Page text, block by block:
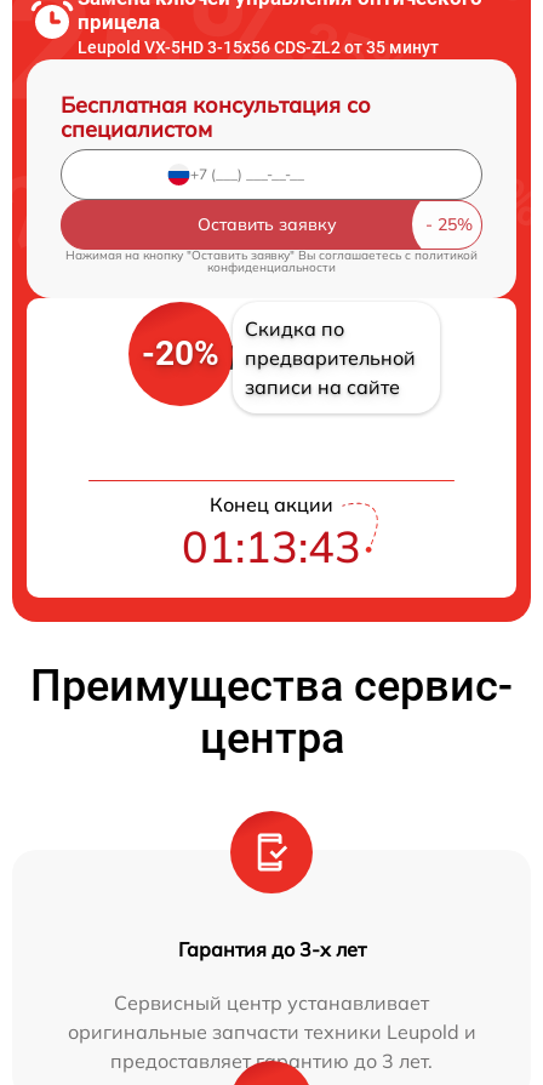
прицела
Leupold VX-5HD 3-15x56 CDS-ZL2 от 35 минут
Бесплатная консультация со
специалистом
Оставить заявку
Нажимая на кнопку "Оставить заявку" Вы соглашаетесь cполитикой
конфиденциальности
-20%
Скидка по
предварительной
записи на сайте
Конец акции
01:13:42
Преимущества сервис-
центра
Гарантия до 3-х лет
Сервисный центр устанавливает
оригинальные запчасти техники Leupold и
предоставляет гарантию до 3 лет.